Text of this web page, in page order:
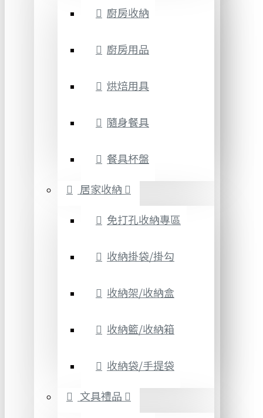
廚房收納
廚房用品
烘焙用具
隨身餐具
餐具杯盤
居家收納
免打孔收納專區
收納掛袋/掛勾
收納架/收納盒
收納籃/收納箱
收納袋/手提袋
文具禮品